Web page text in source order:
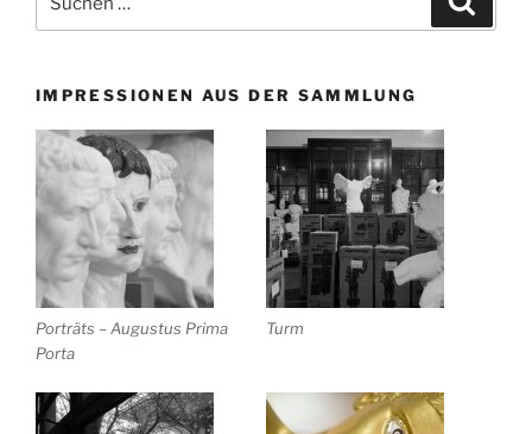
nach:
IMPRESSIONEN AUS DER SAMMLUNG
Porträts – Augustus Prima
Porta
Turm